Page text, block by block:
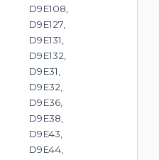
D9E108,
D9E127,
D9E131,
D9E132,
D9E31,
D9E32,
D9E36,
D9E38,
D9E43,
D9E44,